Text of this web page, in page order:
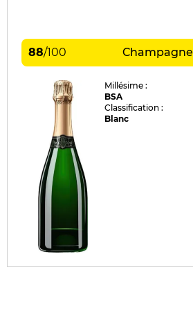
88/100 Champagne
Millésime :
BSA
Classification :
Blanc